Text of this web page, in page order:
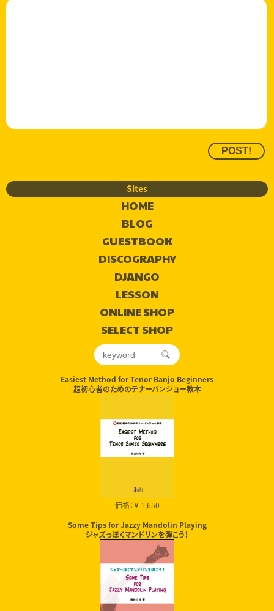
Sites
HOME
BLOG
GUESTBOOK
DISCOGRAPHY
DJANGO
LESSON
ONLINE SHOP
SELECT SHOP
Easiest Method for Tenor Banjo Beginners
超初心者のためのテナーバンジョー教本
価格：￥ 1,650
Some Tips for Jazzy Mandolin Playing
ジャズっぽくマンドリンを弾こう！